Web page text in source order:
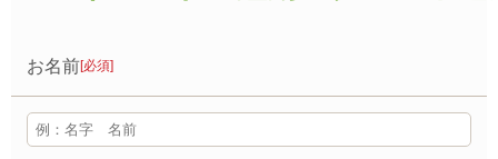
お名前[必須]